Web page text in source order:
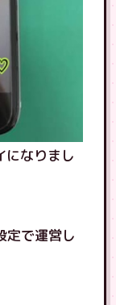
になりまし
定で運営し